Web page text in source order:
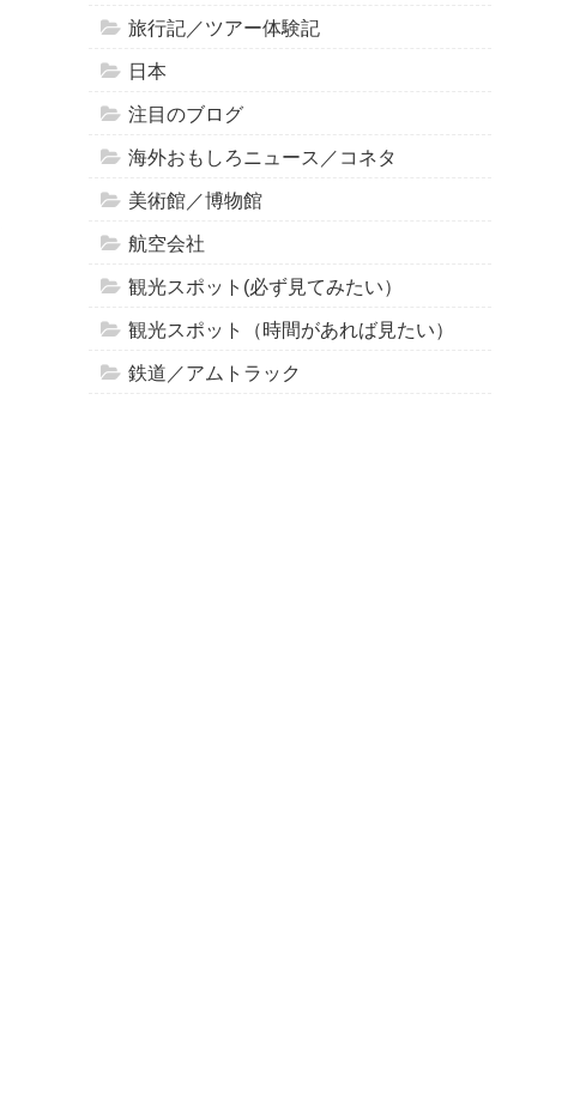
旅行記／ツアー体験記
日本
注目のブログ
海外おもしろニュース／コネタ
美術館／博物館
航空会社
観光スポット(必ず見てみたい）
観光スポット（時間があれば見たい）
鉄道／アムトラック